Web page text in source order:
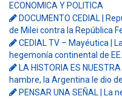
ECONOMICA Y POLITICA
DOCUMENTO CEDIAL |
de Milei contra la República
CEDIAL TV – Mayéutica |
hegemonía continental de
LA HISTORIA ES
hambre, la Argentina le dio
PENSAR UNA SEÑAL | La